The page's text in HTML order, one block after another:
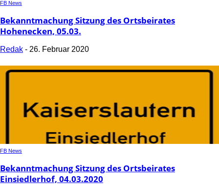
FB News
Bekanntmachung Sitzung des Ortsbeirates
Hohenecken, 05.03.
Redak - 26. Februar 2020
FB News
Bekanntmachung Sitzung des Ortsbeirates
Einsiedlerhof, 04.03.2020